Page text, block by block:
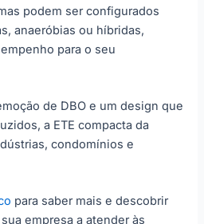
podem ser configurados
anaeróbias ou híbridas,
para o seu
de DBO e um design que
a ETE compacta da
condomínios e
para saber mais e descobrir
empresa a atender às